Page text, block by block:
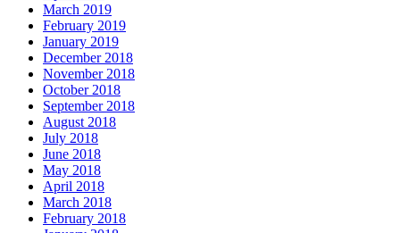
March 2019
February 2019
January 2019
December 2018
November 2018
October 2018
September 2018
August 2018
July 2018
June 2018
May 2018
April 2018
March 2018
February 2018